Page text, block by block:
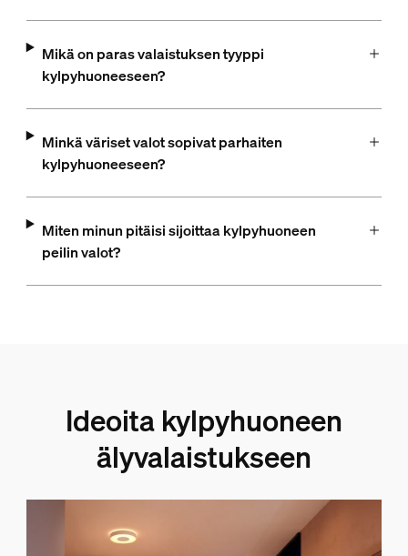
Mikä on paras valaistuksen tyyppi
kylpyhuoneeseen?
Minkä väriset valot sopivat parhaiten
kylpyhuoneeseen?
Miten minun pitäisi sijoittaa kylpyhuoneen
peilin valot?
Ideoita kylpyhuoneen
älyvalaistukseen